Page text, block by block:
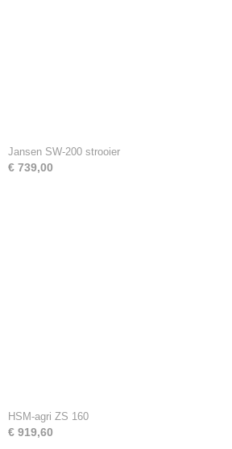
Jansen SW-200 strooier
€ 739,00
HSM-agri ZS 160
€ 919,60